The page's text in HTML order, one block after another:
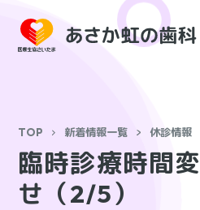
TOP 新着情報一覧 休診情報
臨時診療時間
せ（2/5）